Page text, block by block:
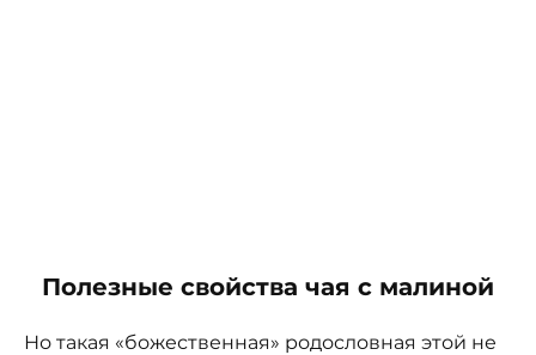
Полезные свойства чая с малиной
Но такая «божественная» родословная этой не